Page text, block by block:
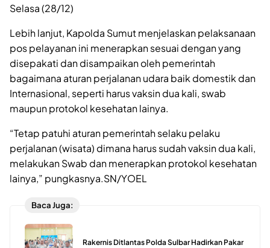
Selasa (28/12)
Lebih lanjut, Kapolda Sumut menjelaskan pelaksanaan
pos pelayanan ini menerapkan sesuai dengan yang
disepakati dan disampaikan oleh pemerintah
bagaimana aturan perjalanan udara baik domestik dan
Internasional, seperti harus vaksin dua kali, swab
maupun protokol kesehatan lainya.
“Tetap patuhi aturan pemerintah selaku pelaku
perjalanan (wisata) dimana harus sudah vaksin dua kali,
melakukan Swab dan menerapkan protokol kesehatan
lainya,” pungkasnya.SN/YOEL
Baca Juga:
Rakernis Ditlantas Polda Sulbar Hadirkan Pakar